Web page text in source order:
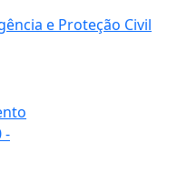
e Proteção Civil
-